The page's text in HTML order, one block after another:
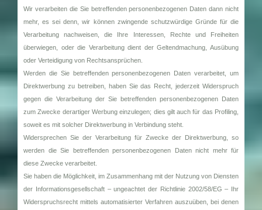
Wir verarbeiten die Sie betreffenden personenbezogenen Daten dann nicht
mehr, es sei denn, wir können zwingende schutzwürdige Gründe für die
Verarbeitung nachweisen, die Ihre Interessen, Rechte und Freiheiten
überwiegen, oder die Verarbeitung dient der Geltendmachung, Ausübung
oder Verteidigung von Rechtsansprüchen.
Werden die Sie betreffenden personenbezogenen Daten verarbeitet, um
Direktwerbung zu betreiben, haben Sie das Recht, jederzeit Widerspruch
gegen die Verarbeitung der Sie betreffenden personenbezogenen Daten
zum Zwecke derartiger Werbung einzulegen; dies gilt auch für das Profiling,
soweit es mit solcher Direktwerbung in Verbindung steht.
Widersprechen Sie der Verarbeitung für Zwecke der Direktwerbung, so
werden die Sie betreffenden personenbezogenen Daten nicht mehr für
diese Zwecke verarbeitet.
Sie haben die Möglichkeit, im Zusammenhang mit der Nutzung von Diensten
der Informationsgesellschaft – ungeachtet der Richtlinie 2002/58/EG – Ihr
Widerspruchsrecht mittels automatisierter Verfahren auszuüben, bei denen